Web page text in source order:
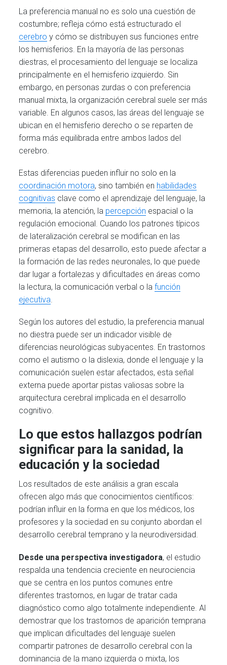
La preferencia manual no es solo una cuestión de
costumbre; refleja cómo está estructurado el
cerebro y cómo se distribuyen sus funciones entre
los hemisferios. En la mayoría de las personas
diestras, el procesamiento del lenguaje se localiza
principalmente en el hemisferio izquierdo. Sin
embargo, en personas zurdas o con preferencia
manual mixta, la organización cerebral suele ser más
variable. En algunos casos, las áreas del lenguaje se
ubican en el hemisferio derecho o se reparten de
forma más equilibrada entre ambos lados del
cerebro.
Estas diferencias pueden influir no solo en la
coordinación motora, sino también en habilidades
cognitivas clave como el aprendizaje del lenguaje, la
memoria, la atención, la percepción espacial o la
regulación emocional. Cuando los patrones típicos
de lateralización cerebral se modifican en las
primeras etapas del desarrollo, esto puede afectar a
la formación de las redes neuronales, lo que puede
dar lugar a fortalezas y dificultades en áreas como
la lectura, la comunicación verbal o lafunción
ejecutiva.
Según los autores del estudio, la preferencia manual
no diestra puede ser un indicador visible de
diferencias neurológicas subyacentes. En trastornos
como el autismo o la dislexia, donde el lenguaje y la
comunicación suelen estar afectados, esta señal
externa puede aportar pistas valiosas sobre la
arquitectura cerebral implicada en el desarrollo
cognitivo.
Lo que estos hallazgos podrían
significar para la sanidad, la
educación y la sociedad
Los resultados de este análisis a gran escala
ofrecen algo más que conocimientos científicos:
podrían influir en la forma en que los médicos, los
profesores y la sociedad en su conjunto abordan el
desarrollo cerebral temprano y la neurodiversidad.
Desde una perspectiva investigadora, el estudio
respalda una tendencia creciente en neurociencia
que se centra en los puntos comunes entre
diferentes trastornos, en lugar de tratar cada
diagnóstico como algo totalmente independiente. Al
demostrar que los trastornos de aparición temprana
que implican dificultades del lenguaje suelen
compartir patrones de desarrollo cerebral con la
dominancia de la mano izquierda o mixta, los